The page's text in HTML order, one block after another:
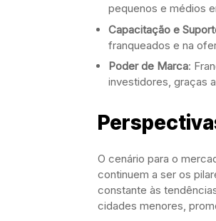
pequenos e médios
Capacitação e
franqueados e na
Poder de Marca:
investidores, graças
O cenário para o
continuem a ser os
constante às
cidades menores,